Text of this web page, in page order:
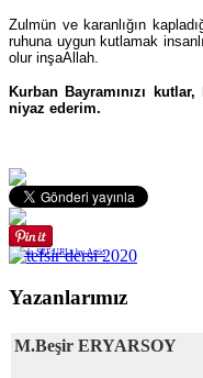
Zulmün ve karanlığın
ruhuna uygun kutlamak
olur inşaAllah.
Kurban Bayramınızı
niyaz ederim.
Joomla SEF URLs by Artio
Yazanlarımız
M.Beşir ERYARSOY